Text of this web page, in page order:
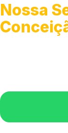
Nossa